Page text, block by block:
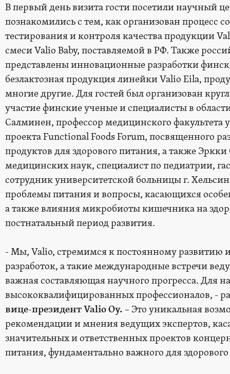
В первый день визита гости посетили научный
познакомились с тем, как организован процесс
тестирования и контроля качества продукции
смеси Valio Baby, поставляемой в РФ. Также
представлены инновационные разработки
безлактозная продукция линейки Valio Eila,
многие другие. Для гостей был организован
участие финские ученые и специалисты в
Салминен, профессор медицинского факультета
проекта Functional Foods Forum, посвященного
продуктов для здорового питания, а также
медицинских наук, специалист по педиатрии,
сотрудник университетской больницы г.
проблемы питания и вопросы, касающихся
а также влияния микробиоты кишечника на
постнатальный период развития.
- Мы, Valio, стремимся к постоянному развитию
разработок, а такие международные встречи
важная составляющая научного прогресса. Для
высококвалифицированных профессионалов, -
вице-президент Valio Oy. – Это уникальная
рекомендации и мнения ведущих экспертов,
значительных и ответственных проектов
питания, фундаментально важного для